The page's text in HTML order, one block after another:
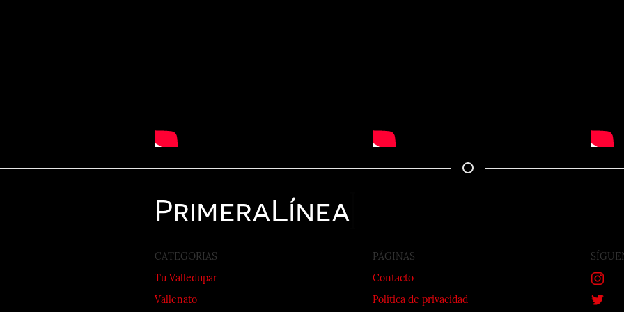
PrimeraLínea
CATEGORIAS
Tu Valledupar
Vallenato
PÁGINAS
Contacto
Política de privacidad